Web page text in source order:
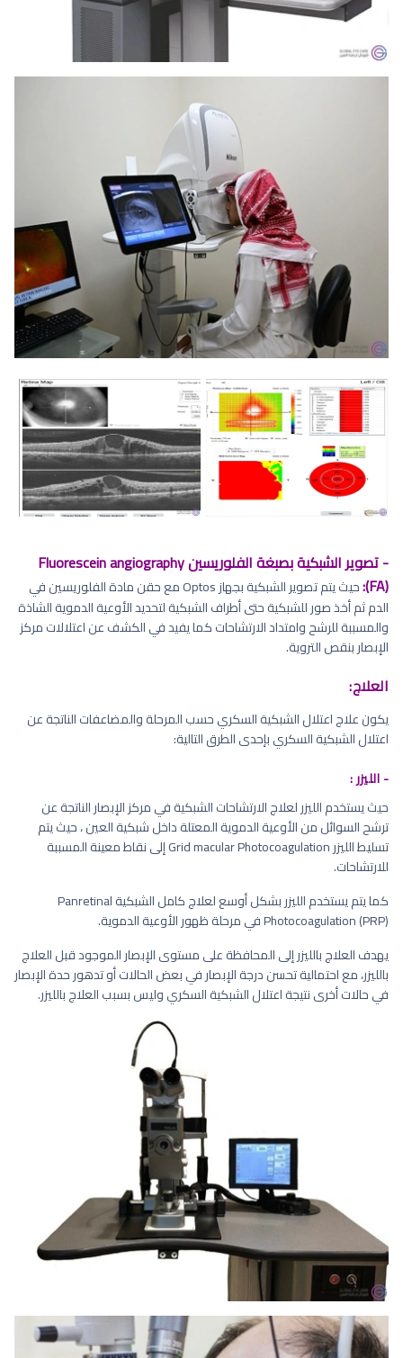
- تصوير الشبكية بصبغة الفلوريسين Fluorescein angiography
(FA):
حيث يتم تصوير الشبكية بجهاز Optos مع حقن مادة الفلوريسين في
الدم ثم أخذ صور للشبكية حتى أطراف الشبكية لتحديد الأوعية الدموية الشاذة
والمسببة للرشح وامتداد الارتشاحات كما يفيد في الكشف عن اعتلالات مركز
الإبصار بنقص التروية.
العلاج:
يكون علاج اعتلال الشبكية السكري حسب المرحلة والمضاعفات الناتجة عن
اعتلال الشبكية السكري بإحدى الطرق التالية:
- الليزر :
حيث يستخدم الليزر لعلاج الارتشاحات الشبكية في مركز الإبصار الناتجة عن
ترشح السوائل من الأوعية الدموية المعتلة داخل شبكية العين ، حيث يتم
تسليط الليزر Grid macular Photocoagulation إلى نقاط معينة المسببة
للارتشاحات.
كما يتم يستخدم الليزر بشكل أوسع لعلاج كامل الشبكية Panretinal
Photocoagulation (PRP) في مرحلة ظهور الأوعية الدموية.
يهدف العلاج بالليزر إلى المحافظة على مستوى الإبصار الموجود قبل العلاج
بالليزر، مع احتمالية تحسن درجة الإبصار في بعض الحالات أو تدهور حدة الإبصار
في حالات أخرى نتيجة اعتلال الشبكية السكري وليس بسبب العلاج بالليزر.